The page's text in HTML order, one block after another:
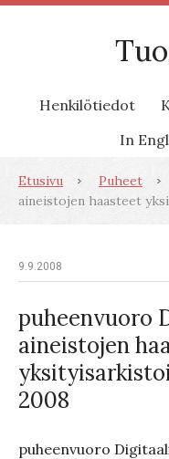
Henkilötiedot
In
Etusivu Puheet
aineistojen haasteet
9.9.2008
puheenvuoro
aineistojen
2008
puheenvuoro